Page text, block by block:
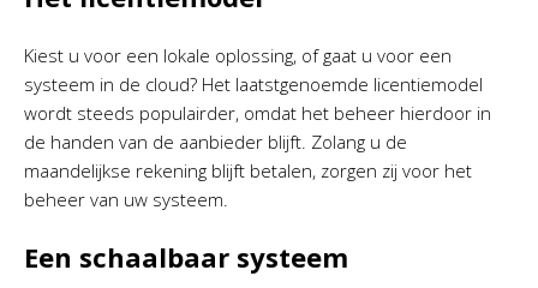
Kiest u voor een lokale oplossing, of gaat u voor een
systeem in de cloud? Het laatstgenoemde licentiemodel
wordt steeds populairder, omdat het beheer hierdoor in
de handen van de aanbieder blijft. Zolang u de
maandelijkse rekening blijft betalen, zorgen zij voor het
beheer van uw systeem.
Een schaalbaar systeem